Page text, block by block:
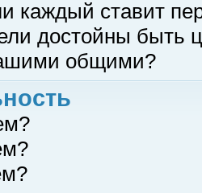
каждый ставит
достойны быть
общими?